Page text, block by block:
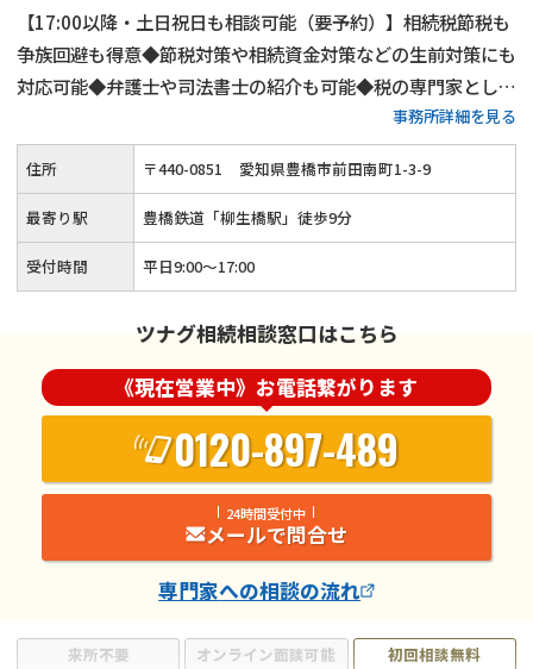
【17:00以降・土日祝日も相談可能（要予約）】相続税節税も
争族回避も得意◆節税対策や相続資金対策などの生前対策にも
対応可能◆弁護士や司法書士の紹介も可能◆税の専門家として
生前対策から相続税申告まで一貫して対応いたします。「相続
についてわからない」とお悩みでしたら、当事務所までご相談
ください。
事務所詳細を見る
来所不要 オンライン面談可能
初回相談無料
住所 〒440-0851 愛知県豊橋市前田南町1-3-9
最寄り駅 豊橋鉄道「柳生橋駅」徒歩9分
受付時間 平日9:00～17:00
ツナグ相続相談窓口はこちら
《現在営業中》お電話繋がります
0120-897-489
24時間受付中
メールで問合せ
専門家への相談の流れ